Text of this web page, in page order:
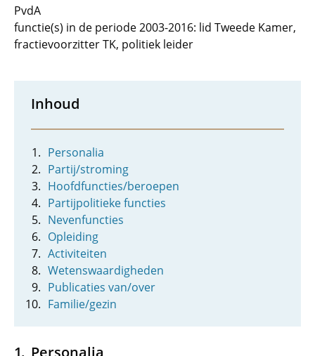
PvdA
functie(s) in de periode 2003-2016: lid Tweede Kamer,
fractievoorzitter TK, politiek leider
Inhoud
Personalia
Partij/stroming
Hoofdfuncties/beroepen
Partijpolitieke functies
Nevenfuncties
Opleiding
Activiteiten
Wetenswaardigheden
Publicaties van/over
Familie/gezin
Personalia